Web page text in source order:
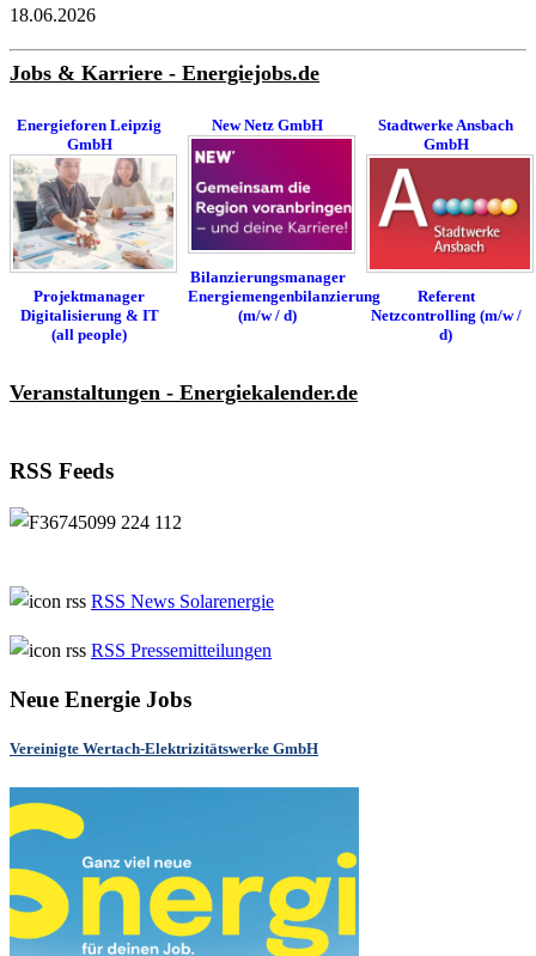
18.06.2026
Jobs & Karriere - Energiejobs.de
Energieforen Leipzig
GmbH
Projektmanager
Digitalisierung & IT
(all people)
New Netz GmbH
Bilanzierungsmanager
Energiemengenbilanzierung
(m/w / d)
Stadtwerke Ansbach
GmbH
Referent
Netzcontrolling (m/w /
d)
Veranstaltungen - Energiekalender.de
RSS Feeds
RSS News Solarenergie
RSS Pressemitteilungen
Neue Energie Jobs
Vereinigte Wertach-Elektrizitätswerke GmbH